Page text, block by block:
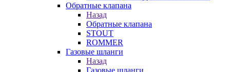
Обратные клапана
Назад
Обратные клапана
STOUT
ROMMER
Газовые шланги
Назад
Газовые шланги